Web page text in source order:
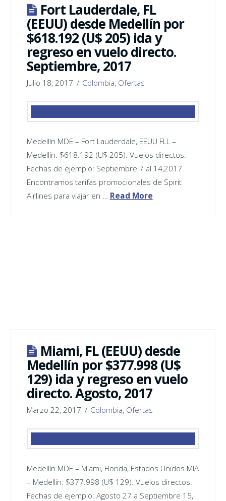
Fort Lauderdale, FL
(EEUU) desde Medellín por
$618.192 (U$ 205) ida y
regreso en vuelo directo.
Septiembre, 2017
Julio 18, 2017 Colombia, Ofertas
Medellín ‪MDE – Fort Lauderdale, EEUU ‪FLL –
Medellín: $618.192 (U$ 205). Vuelos directos.
Fechas de ejemplo: Septiembre 7 al 14,2017.
Encontramos tarifas promocionales de Spirit
Airlines para viajar en … Read More
Miami, FL (EEUU) desde
Medellín por $377.998 (U$
129) ida y regreso en vuelo
directo. Agosto, 2017
Marzo 22, 2017 Colombia, Ofertas
Medellín ‪MDE – Miami, Florida, Estados Unidos ‪MIA
– Medellín: $377.998 (U$ 129). Vuelos directos.
Fechas de ejemplo: Agosto 27 a Septiembre 15,